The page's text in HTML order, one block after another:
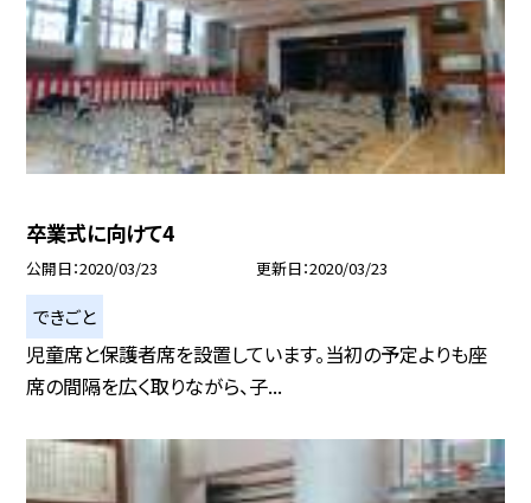
卒業式に向けて4
公開日 2020/03/23 更新日 2020/03/23
できごと
児童席と保護者席を設置しています。当初の予定よりも座
席の間隔を広く取りながら、子...